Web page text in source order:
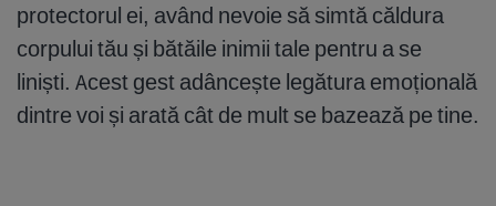
protectorul ei, având nevoie să simtă căldura
corpului tău și bătăile inimii tale pentru a se
liniști. Acest gest adâncește legătura emoțională
dintre voi și arată cât de mult se bazează pe tine.